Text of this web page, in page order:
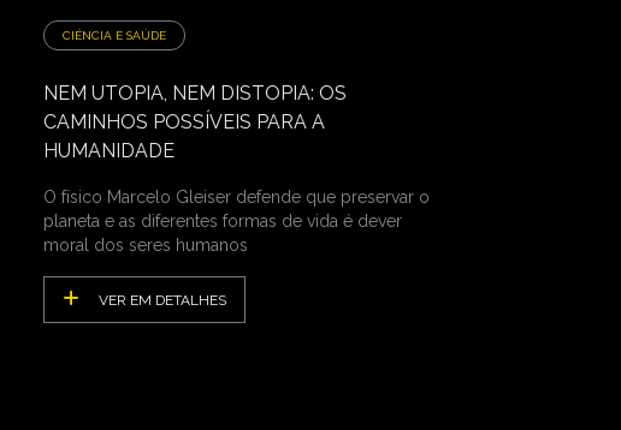
CIÊNCIA E SAÚDE
NEM UTOPIA, NEM DISTOPIA: OS
CAMINHOS POSSÍVEIS PARA A
HUMANIDADE
O físico Marcelo Gleiser defende que preservar o
planeta e as diferentes formas de vida é dever
moral dos seres humanos
VER EM DETALHES